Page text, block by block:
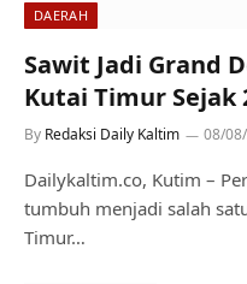
DAERAH
Sawit Jadi Grand
Kutai Timur Sejak
By Redaksi Daily Kaltim 08/
Dailykaltim.co, Kutim –
tumbuh menjadi salah
Timur…